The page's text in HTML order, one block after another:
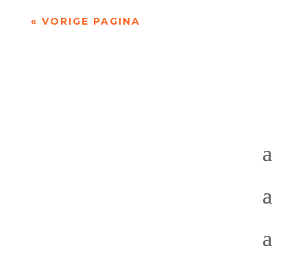
« VORIGE PAGINA